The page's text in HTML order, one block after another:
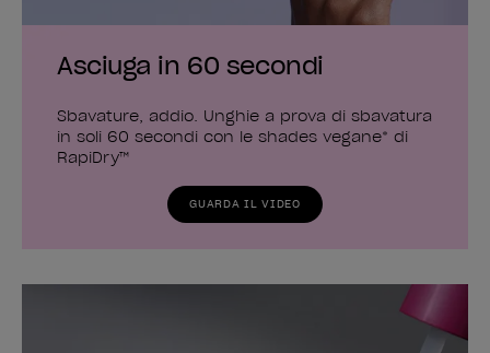
Asciuga in 60 secondi
Sbavature, addio. Unghie a prova di sbavatura
in soli 60 secondi con le shades vegane* di
RapiDry™
GUARDA IL VIDEO